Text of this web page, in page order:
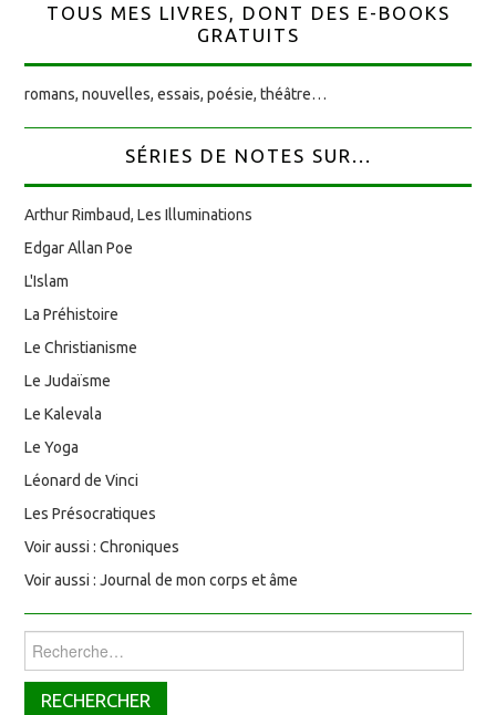
TOUS MES LIVRES, DONT DES E-BOOKS
GRATUITS
romans, nouvelles, essais, poésie, théâtre…
SÉRIES DE NOTES SUR...
Arthur Rimbaud, Les Illuminations
Edgar Allan Poe
L'Islam
La Préhistoire
Le Christianisme
Le Judaïsme
Le Kalevala
Le Yoga
Léonard de Vinci
Les Présocratiques
Voir aussi : Chroniques
Voir aussi : Journal de mon corps et âme
Rechercher :